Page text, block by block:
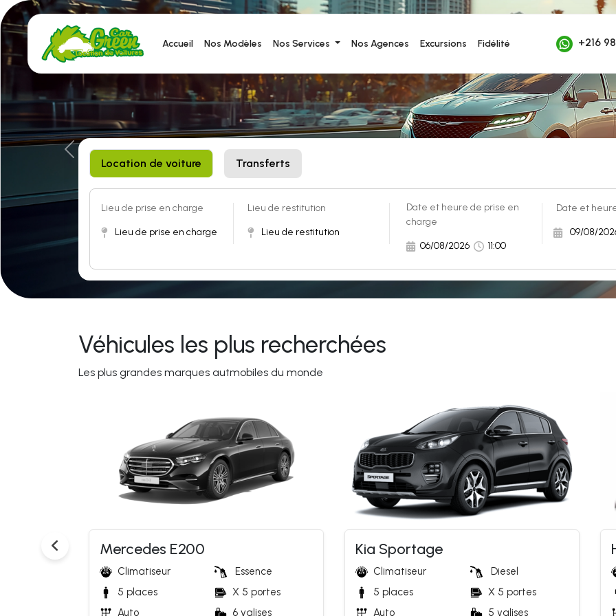
Accueil Nos Modèles Nos Services Nos Agences Excursions Fidélité +216
Previous
Location de voiture Transferts
Lieu de prise en charge Lieu de restitution
Date et heure de prise en
charge
Date et
Véhicules les plus recherchées
Les plus grandes marques autmobiles du monde
Mercedes E200
Climatiseur
5 places
Auto
Essence
X 5 portes
6 valises
Kia Sportage
Climatiseur
5 places
Auto
Diesel
X 5 portes
5 valises